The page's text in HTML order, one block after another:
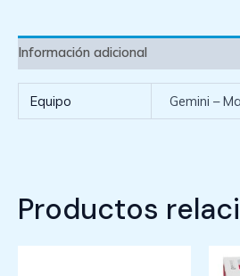
Información adicional
Equipo Gemini –
Productos